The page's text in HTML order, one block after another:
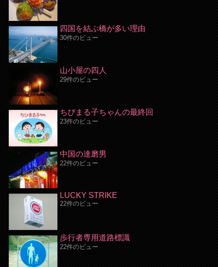
四国を結ぶ橋が多い理由
30件のビュー
山小屋の四人
29件のビュー
ちびまる子ちゃんの最終回
23件のビュー
中国の達磨男
22件のビュー
LUCKY STRIKE
22件のビュー
歩行者専用道路標識
22件のビュー